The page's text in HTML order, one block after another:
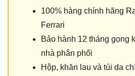
100% hàng chính hãng
Ferrari
Bảo hành 12 tháng gọng
nhà phân phối
Hộp, khăn lau và túi da